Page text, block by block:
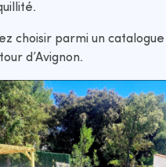
choisir parmi un
d’Avignon.